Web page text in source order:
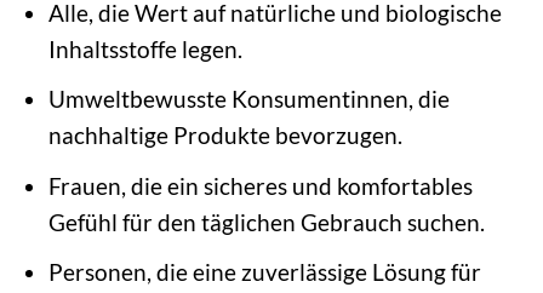
Alle, die Wert auf natürliche und biologische
Inhaltsstoffe legen.
Umweltbewusste Konsumentinnen, die
nachhaltige Produkte bevorzugen.
Frauen, die ein sicheres und komfortables
Gefühl für den täglichen Gebrauch suchen.
Personen, die eine zuverlässige Lösung für